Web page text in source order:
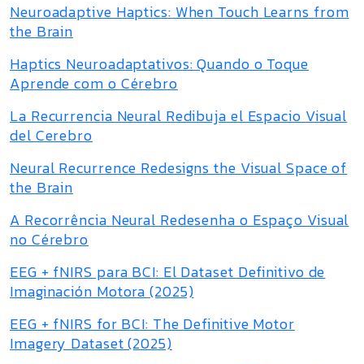
Neuroadaptive Haptics: When Touch Learns from
the Brain
Haptics Neuroadaptativos: Quando o Toque
Aprende com o Cérebro
La Recurrencia Neural Redibuja el Espacio Visual
del Cerebro
Neural Recurrence Redesigns the Visual Space of
the Brain
A Recorrência Neural Redesenha o Espaço Visual
no Cérebro
EEG + fNIRS para BCI: El Dataset Definitivo de
Imaginación Motora (2025)
EEG + fNIRS for BCI: The Definitive Motor
Imagery Dataset (2025)